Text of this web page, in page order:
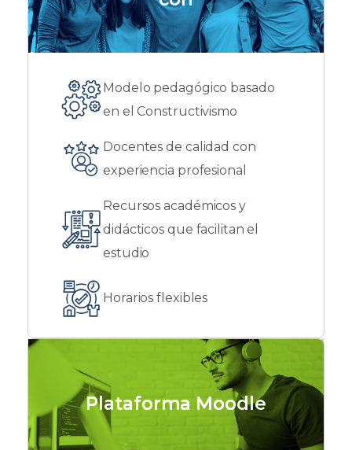
Modelo pedagógico basado
en el Constructivismo
Docentes de calidad con
experiencia profesional
Recursos académicos y
didácticos que facilitan el
estudio
Horarios flexibles
Plataforma Moodle